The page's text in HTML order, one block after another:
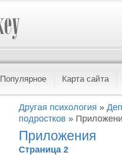
Популярное Карта сайта
Другая психология »
подростков »
Приложения
Страница 2